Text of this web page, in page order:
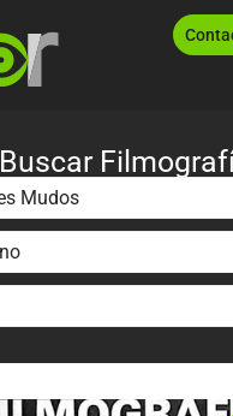
Buscar